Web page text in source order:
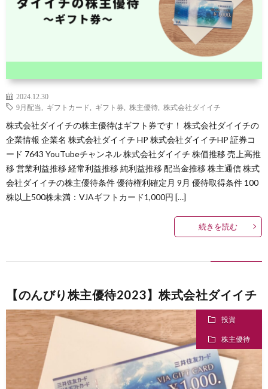
2024.12.30
9月配当
ギフトカード ギフト券 株主優待 株式会社ダイイチ
株式会社ダイイチの株主優待はギフト券です！ 株式会社ダイイチの
企業情報 企業名 株式会社ダイイチ HP 株式会社ダイイチHP 証券コ
ード 7643 YouTubeチャンネル 株式会社ダイイチ 株価推移 売上高推
移 営業利益推移 経常利益推移 純利益推移 配当金推移 株主通信 株式
会社ダイイチの株主優待条件 優待権利確定月 9月 優待取得条件 100
株以上500株未満：VJAギフトカード1,000円 […]
続きを読む
【のんびり株主優待2023】株式会社ダイイチ
投資
株主優待